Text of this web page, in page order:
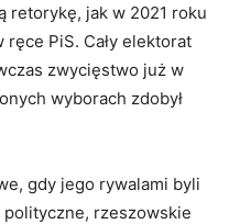
retorykę, jak w 2021 roku
PiS. Cały elektorat
zwycięstwo już w
wyborach zdobył
gdy jego rywalami byli
polityczne, rzeszowskie